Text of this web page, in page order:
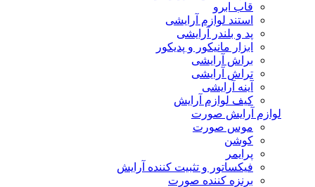
قاب ابرو
استند لوازم آرایشی
پد و بلندر آرایشی
ابزار مانیکور و پدیکور
براش آرایشی
تراش آرایشی
آینه آرایشی
کیف لوازم آرایش
لوازم آرایش صورت
موس صورت
کوشن
پرایمر
فیکساتور و تثبیت کننده آرایش
برنزه کننده صورت